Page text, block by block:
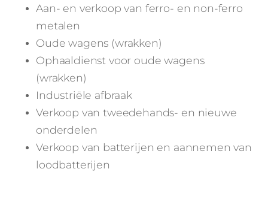
Aan- en verkoop van ferro- en non-ferro
metalen
Oude wagens (wrakken)
Ophaaldienst voor oude wagens
(wrakken)
Industriële afbraak
Verkoop van tweedehands- en nieuwe
onderdelen
Verkoop van batterijen en aannemen van
loodbatterijen